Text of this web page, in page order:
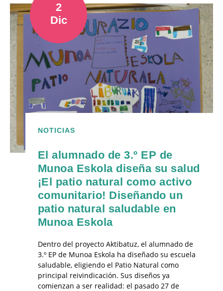
2
Dic
NOTICIAS
El alumnado de 3.º EP de
Munoa Eskola diseña su salud
¡El patio natural como activo
comunitario! Diseñando un
patio natural saludable en
Munoa Eskola
Dentro del proyecto Aktibatuz, el alumnado de
3.º EP de Munoa Eskola ha diseñado su escuela
saludable, eligiendo el Patio Natural como
principal reivindicación. Sus diseños ya
comienzan a ser realidad: el pasado 27 de